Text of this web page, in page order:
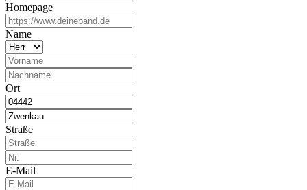
Homepage
Name
Ort
Straße
E-Mail